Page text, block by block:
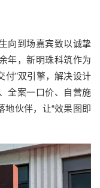
向到场嘉宾致以诚挚
年，新明珠科筑作为
付”双引擎，解决设计
全案一口价、自营施
地伙伴，让“效果图即